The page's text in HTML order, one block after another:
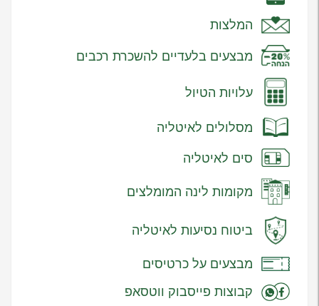
המלצות
מבצעים בלעדיים להשכרת רכבים
עלויות הטיול
מסלולים לאיטליה
סים לאיטליה
מקומות לינה המומלצים
ביטוח נסיעות לאיטליה
מבצעים על כרטיסים
קבוצות פייסבוק ווטסאפ